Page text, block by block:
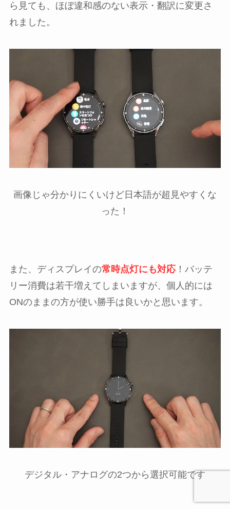
ら見ても、ほぼ違和感のない表示・翻訳に変更さ
れました。
画像じゃ分かりにくいけど日本語が超見やすくな
った！
また、ディスプレイの常時点灯にも対応！バッテ
リー消費は若干増えてしまいますが、個人的には
ONのままの方が使い勝手は良いかと思います。
デジタル・アナログの2つから選択可能です